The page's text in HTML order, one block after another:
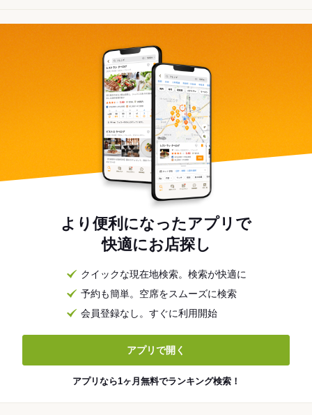
より便利になったアプリで
快適にお店探し
クイックな現在地検索。検索が快適に
予約も簡単。空席をスムーズに検索
会員登録なし。すぐに利用開始
アプリで開く
アプリなら1ヶ月無料でランキング検索！